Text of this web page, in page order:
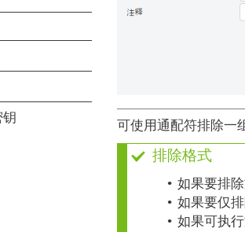
可使用通配符排除一
排除格式
• 如果要排
• 如果要仅
• 如果可执